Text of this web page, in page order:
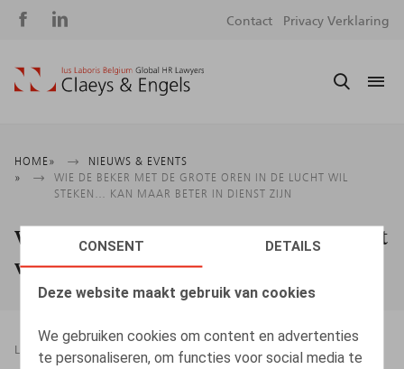
CONSENT DETAILS
Deze website maakt gebruik van cookies
We gebruiken cookies om content en advertenties
te personaliseren, om functies voor social media te
Social
Contact Privacy Verklaring
Kruimelpad
HOME
NIEUWS & EVENTS
WIE DE BEKER MET DE GROTE OREN IN DE LUCHT WIL
STEKEN… KAN MAAR BETER IN DIENST ZIJN
Wie de beker met de grote oren in de lucht
wil steken… kan maar beter in dienst zijn
LEGAL MAGAZINES 19.02.2024